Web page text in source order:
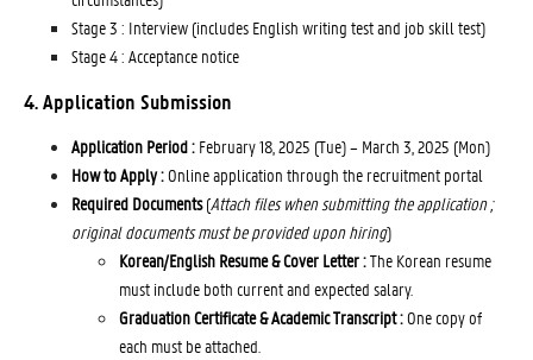
Stage 3 : Interview (includes English writing test and job skill test)
Stage 4 : Acceptance notice
4. Application Submission
Application Period : February 18, 2025 (Tue) – March 3, 2025 (Mon)
How to Apply :Online application through the recruitment portal
Required Documents(Attach files when submitting the application ;
original documents must be provided upon hiring)
Korean/English Resume & Cover Letter :The Korean resume
must include both current and expected salary.
Graduation Certificate & Academic Transcript :One copy of
each must be attached.